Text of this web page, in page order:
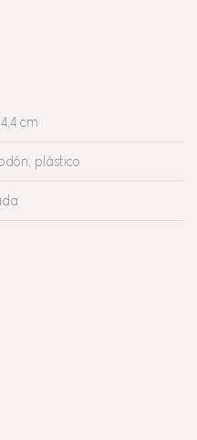
cm
plástico